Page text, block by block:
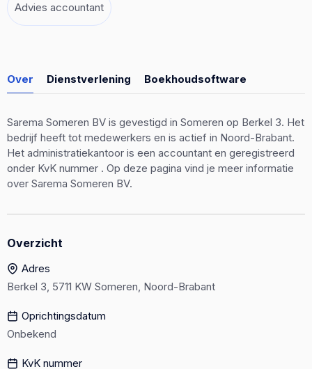
Advies accountant
Over Dienstverlening Boekhoudsoftware
Sarema Someren BV is gevestigd in Someren op Berkel 3. Het
bedrijf heeft tot medewerkers en is actief in Noord-Brabant.
Het administratiekantoor is een accountant en geregistreerd
onder KvK nummer . Op deze pagina vind je meer informatie
over Sarema Someren BV.
Overzicht
Adres
Berkel 3, 5711 KW Someren, Noord-Brabant
Oprichtingsdatum
Onbekend
KvK nummer